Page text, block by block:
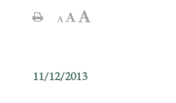
11/12/2013